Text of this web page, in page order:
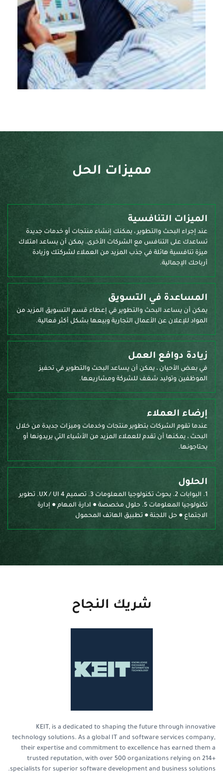
مميزات الحل
الميزات التنافسية
عند إجراء البحث والتطوير ، يمكنك إنشاء منتجات أو خدمات جديدة
تساعدك على التنافس مع الشركات الأخرى. يمكن أن يساعد امتلاك
ميزة تنافسية هائلة في جذب المزيد من العملاء لشركتك وزيادة
أرباحك الإجمالية.
المساعدة في التسويق
يمكن أن يساعد البحث والتطوير في إعطاء قسم التسويق المزيد من
المواد للإعلان عن الأعمال التجارية وبيعها بشكل أكثر فعالية.
زيادة دوافع العمل
في بعض الأحيان ، يمكن أن يساعد البحث والتطوير في تحفيز
الموظفين وتوليد شغف للشركة ومشاريعها.
إرضاء العملاء
عندما تقوم الشركات بتطوير منتجات وخدمات وميزات جديدة من خلال
البحث ، يمكنها أن تقدم للعملاء المزيد من الأشياء التي يريدونها أو
يحتاجونها.
الحلول
1. البوابات 2. بحوث تكنولوجيا المعلومات 3. تصميم UX / UI 4. تطوير
تكنولوجيا المعلومات 5. حلول مخصصة ● ادارة المهام ● إدارة
الاجتماع ● حل اللجنة ● تطبيق الهاتف المحمول
شريك النجاح
KEIT, is a dedicated to shaping the future through innovative
technology solutions. As a global IT and software services company,
their expertise and commitment to excellence has earned them a
trusted reputation, with over 500 organizations relying on 214+
specialists for superior software development and business solutions.